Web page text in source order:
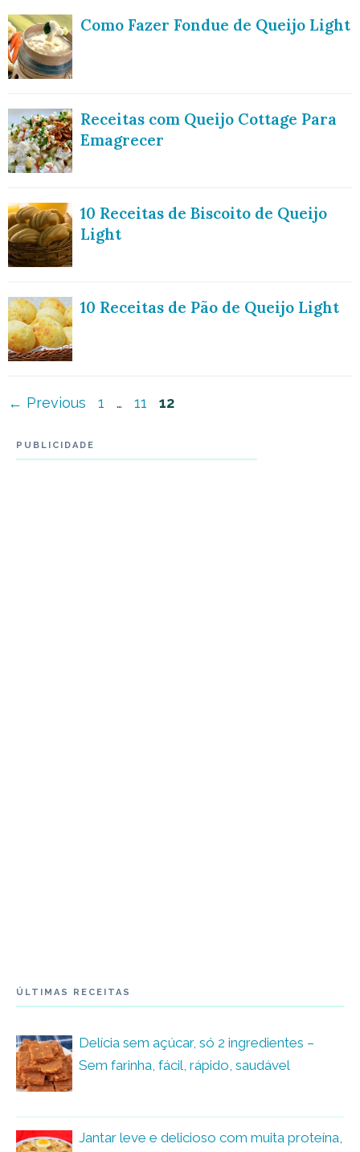
Como Fazer Fondue de Queijo Light
Receitas com Queijo Cottage Para
Emagrecer
10 Receitas de Biscoito de Queijo
Light
10 Receitas de Pão de Queijo Light
Navegação
post
← Previous Page
1 … Page
11 Page
12
PUBLICIDADE
ÚLTIMAS RECEITAS
Delícia sem açúcar, só 2 ingredientes –
Sem farinha, fácil, rápido, saudável
Jantar leve e delicioso com muita proteína,